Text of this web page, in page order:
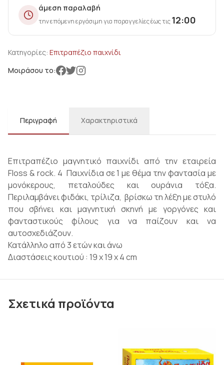
άμεση παραλαβή
την επόμενη εργάσιμη για παραγγελίες έως τις12:00
Κατηγορίες: Επιτραπέζιο παιχνίδι
Μοιράσου το:
Περιγραφή Χαρακτηριστικά
Επιτραπέζιο μαγνητικό παιχνίδι από την εταιρεία
Floss & rock. 4 Παιχνίδια σε 1 με θέμα την φαντασία με
μονόκερους, πεταλούδες και ουράνια τόξα.
Περιλαμβάνει φιδάκι, τρίλιζα, βρίσκω τη λέξη με στυλό
που σβήνει και μαγνητική σκηνή με γοργόνες και
φανταστικούς φίλους για να παίζουν και να
αυτοσχεδιάζουν.
Κατάλληλο από 3 ετών και άνω
Διαστάσεις κουτιού : 19 x 19 x 4 cm
Σχετικά προϊόντα